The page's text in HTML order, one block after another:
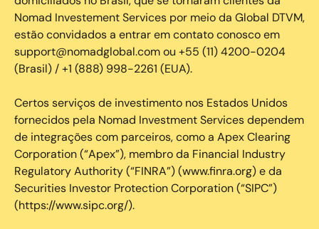
Nomad Investement Services por meio da Global DTVM,
estão convidados a entrar em contato conosco em
support@nomadglobal.com ou +55 (11) 4200-0204
(Brasil) / +1 (888) 998-2261 (EUA).
Certos serviços de investimento nos Estados Unidos
fornecidos pela Nomad Investment Services dependem
de integrações com parceiros, como a Apex Clearing
Corporation (“Apex”), membro da Financial Industry
Regulatory Authority (“FINRA”) (www.finra.org) e da
Securities Investor Protection Corporation (“SIPC”)
(https://www.sipc.org/).